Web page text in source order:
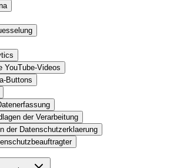
YouTube-Videos
Buttons
der Verarbeitung
der Datenschutzerklaerung